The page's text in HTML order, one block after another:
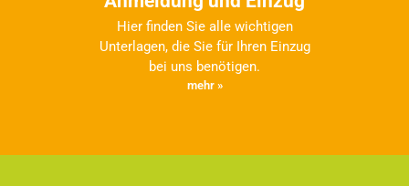
Hier finden Sie alle wichtigen
Unterlagen, die Sie für Ihren Einzug
bei uns benötigen.
mehr »